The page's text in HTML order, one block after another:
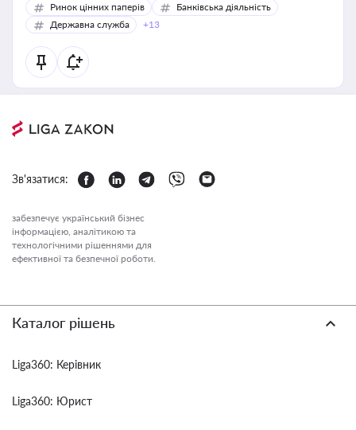
Ринок цінних паперів
Банківська діяльність
Державна служба
+13
Зв'язатися:
забезпечує український бізнес
інформацією, аналітикою та
технологічними рішеннями для
ефективної та безпечної роботи.
Каталог рішень
Liga360: Керівник
Liga360: Юрист